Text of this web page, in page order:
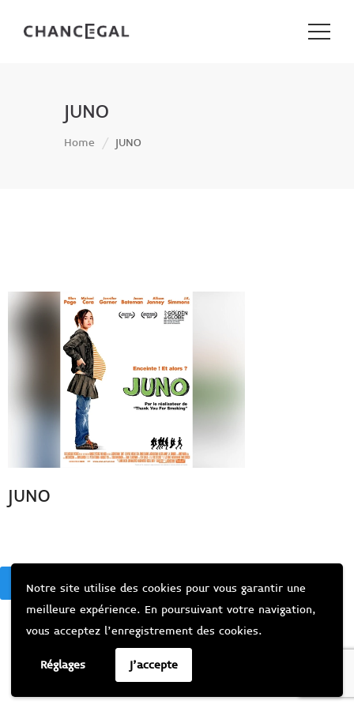
Notre site utilise des cookies pour vous garantir une
meilleure expérience. En poursuivant votre navigation,
vous acceptez l’enregistrement des cookies.
Réglages J'accepte
JUNO
Home JUNO
JUNO
BACK